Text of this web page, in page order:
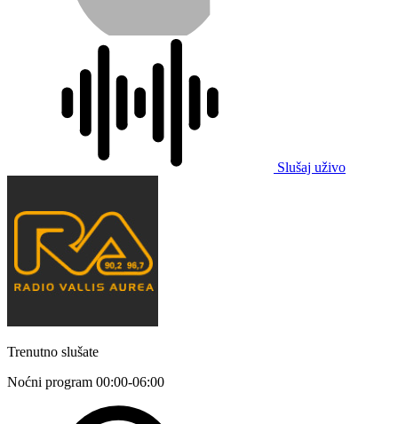
Slušaj uživo
Trenutno slušate
Noćni program 00:00-06:00